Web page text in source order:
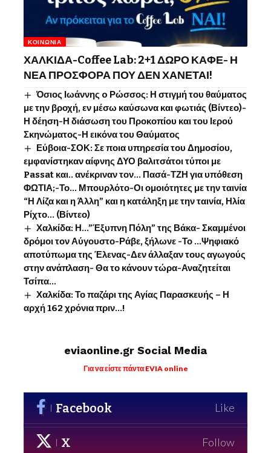
ΚΟΙΝΩΝΊΑ
ΧΑΛΚΙΔΑ-Coffee Lab: 2+1 ΔΩΡΟ ΚΑΦΕ- Η
ΝΕΑ ΠΡΟΣΦΟΡΑ ΠΟΥ ΔΕΝ ΧΑΝΕΤΑΙ!
Όσιος Ιωάννης o Ρώσσος: Η στιγμή του θαύματος
με την βροχή, εν μέσω καύσωνα και φωτιάς (Βίντεο)-
Η δέηση-Η διάσωση του Προκοπίου και του Ιερού
Σκηνώματος-Η εικόνα του Θαύματος
Εύβοια-ΣΟΚ: Σε ποια υπηρεσία του Δημοσίου,
εμφανίστηκαν αίφνης ΔΥΟ βαλιτσάτοι τύποι με
Passat και.. ανέκριναν τον… Πασά-ΤΖΗ για υπόθεση
ΦΩΤΙΑ;-Το… Μπουρλότο-Οι ομοιότητες με την ταινία
“Η Λίζα και η Άλλη” και η κατάληξη με την ταινία, Ηλία
Ρίχτο… (Βίντεο)
Χαλκίδα: Η…”Έξυπνη Πόλη” της Βάκα- Σκαμμένοι
δρόμοι τον Αύγουστο-Ράβε, ξήλωνε -Το …Ψηφιακό
αποτύπωμα της Έλενας-Δεν άλλαξαν τους αγωγούς
στην ανάπλαση- Θα το κάνουν τώρα-Αναζητείται
Τσίπα…
Χαλκίδα: Το παζάρι της Αγίας Παρασκευής – Η
αρχή 162 χρόνια πριν…!
eviaonline.gr Social Media
Για να είστε πάντα EVIA online
Facebook Like
X Follow